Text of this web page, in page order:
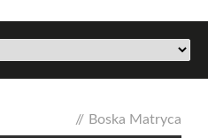
// Boska Matryca